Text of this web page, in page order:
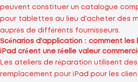
peuvent constituer un catalogue
pour tablettes au lieu d'acheter des
auprès de différents fournisseurs.
Scénarios d'application : comment
iPad créent une réelle valeur
Les ateliers de réparation utilisent
remplacement pour iPad pour les